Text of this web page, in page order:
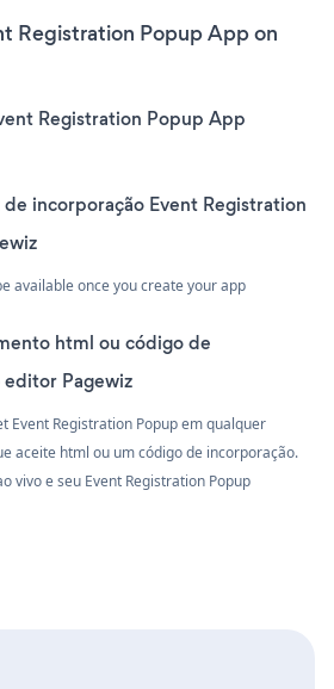
Registration Popup App on
Registration Popup App
incorporação Event Registration
available once you create your app
html ou código de
Pagewiz
Event Registration Popup em qualquer
aceite html ou um código de incorporação.
vivo e seu Event Registration Popup